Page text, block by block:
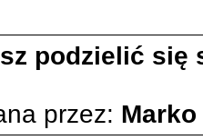
podzielić się
przez: Marko